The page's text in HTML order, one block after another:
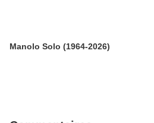
Manolo Solo (1964-2026)